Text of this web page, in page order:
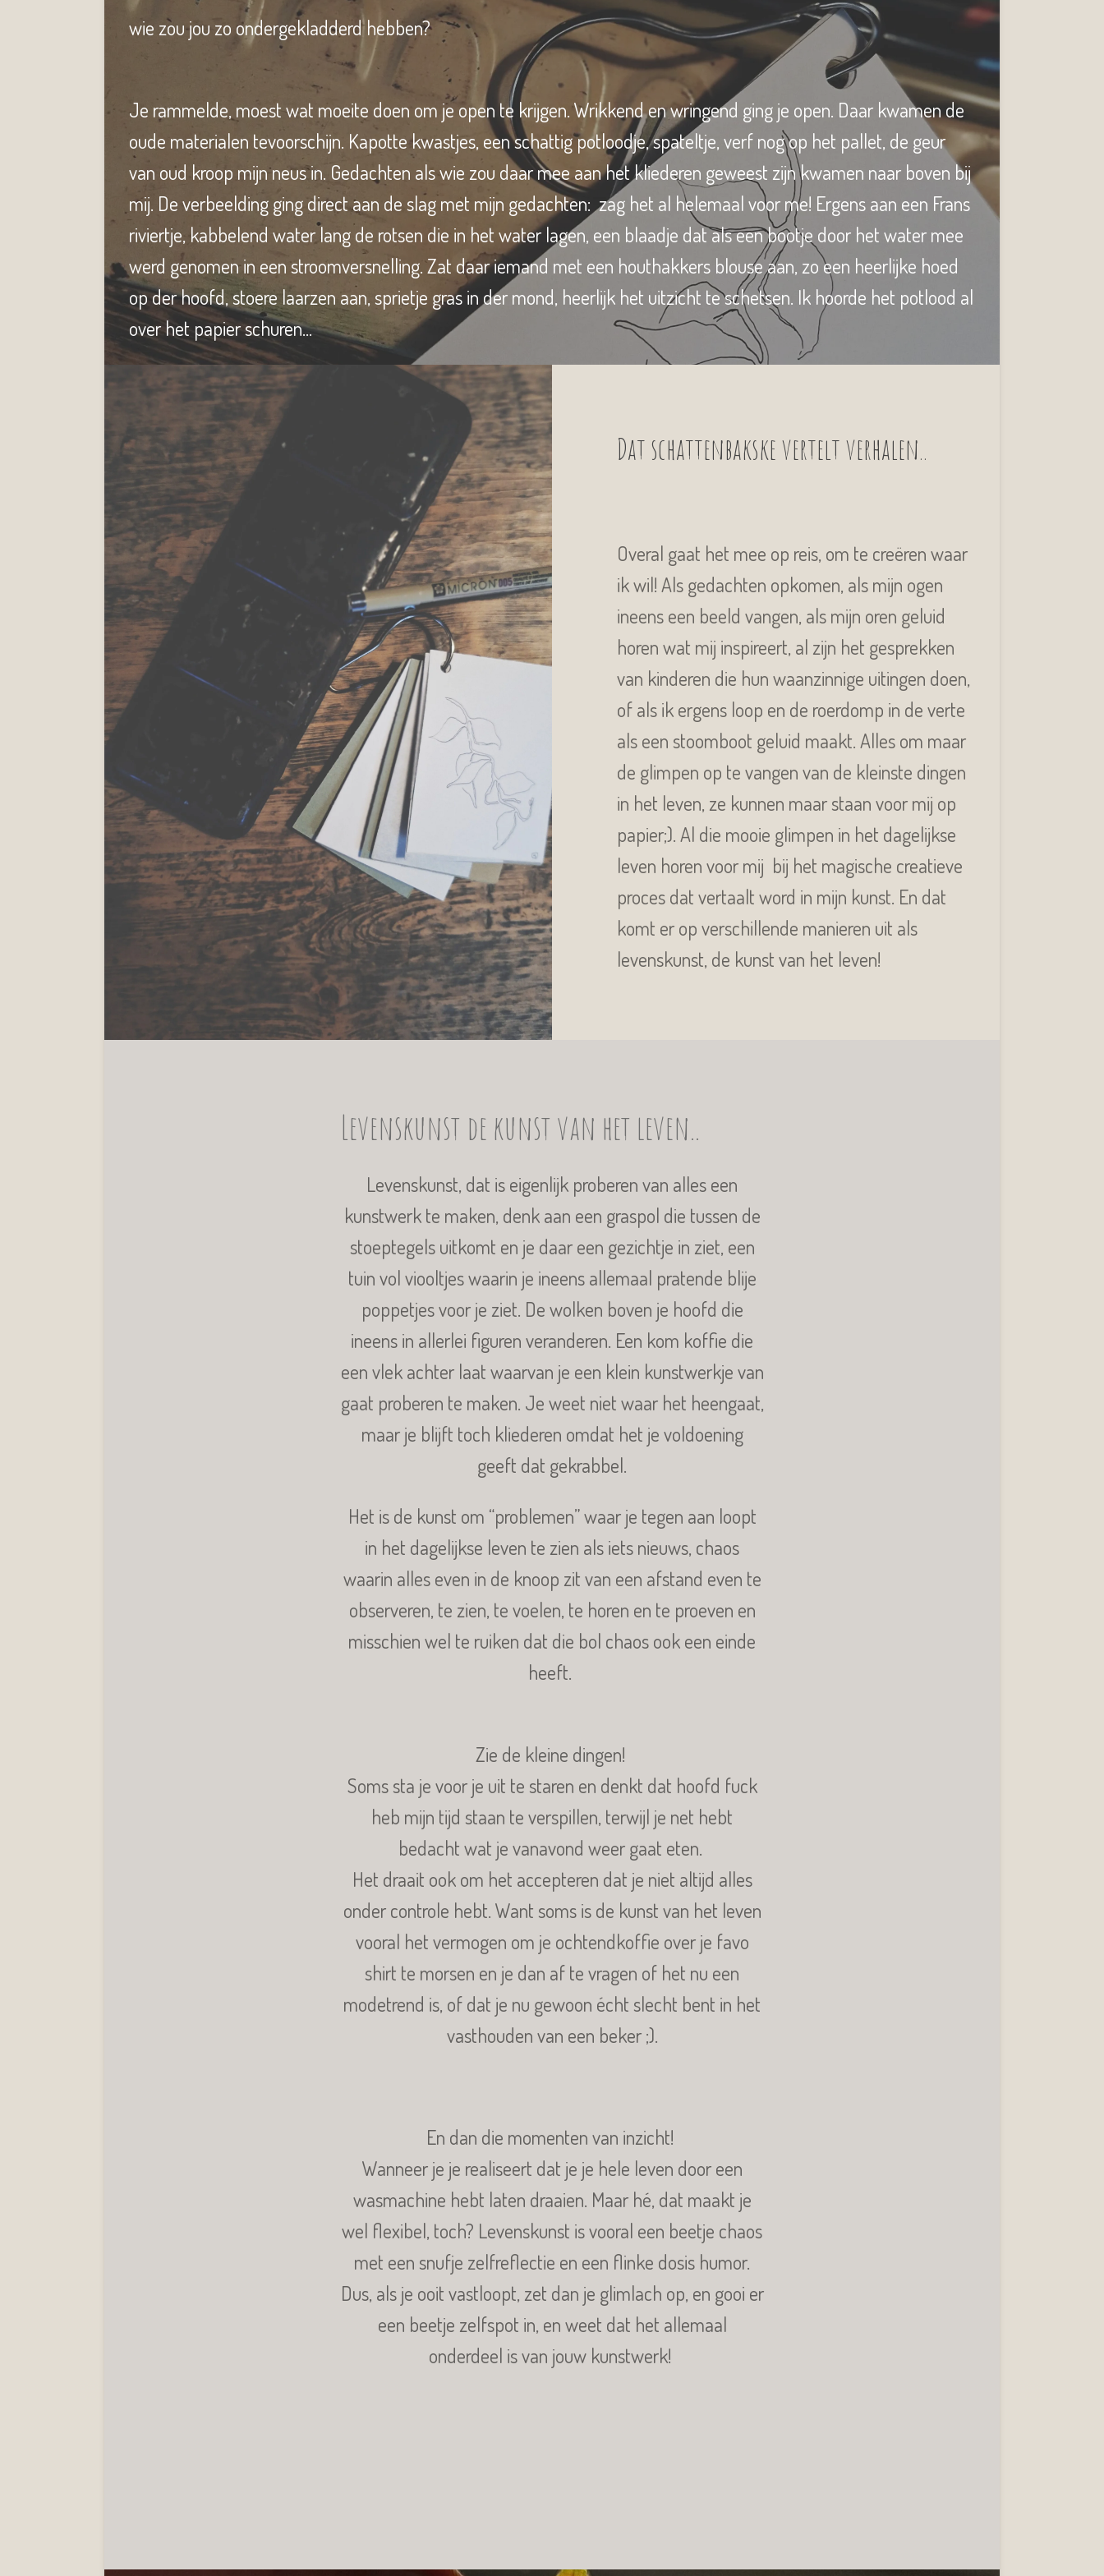
wie zou jou zo ondergekladderd hebben?
Je rammelde, moest wat moeite doen om je open te krijgen. Wrikkend en wringend ging je open. Daar kwamen de
oude materialen tevoorschijn. Kapotte kwastjes, een schattig potloodje, spateltje, verf nog op het pallet, de geur
van oud kroop mijn neus in. Gedachten als wie zou daar mee aan het kliederen geweest zijn kwamen naar boven bij
mij. De verbeelding ging direct aan de slag met mijn gedachten: zag het al helemaal voor me! Ergens aan een Frans
riviertje, kabbelend water lang de rotsen die in het water lagen, een blaadje dat als een bootje door het water mee
werd genomen in een stroomversnelling. Zat daar iemand met een houthakkers blouse aan, zo een heerlijke hoed
op der hoofd, stoere laarzen aan, sprietje gras in der mond, heerlijk het uitzicht te schetsen. Ik hoorde het potlood al
over het papier schuren…
Dat schattenbakske vertelt verhalen..
Overal gaat het mee op reis, om te creëren waar
ik wil! Als gedachten opkomen, als mijn ogen
ineens een beeld vangen, als mijn oren geluid
horen wat mij inspireert, al zijn het gesprekken
van kinderen die hun waanzinnige uitingen doen,
of als ik ergens loop en de roerdomp in de verte
als een stoomboot geluid maakt. Alles om maar
de glimpen op te vangen van de kleinste dingen
in het leven, ze kunnen maar staan voor mij op
papier;). Al die mooie glimpen in het dagelijkse
leven horen voor mij bij het magische creatieve
proces dat vertaalt word in mijn kunst. En dat
komt er op verschillende manieren uit als
levenskunst, de kunst van het leven!
Levenskunst de kunst van het leven..
Levenskunst, dat is eigenlijk proberen van alles een
kunstwerk te maken, denk aan een graspol die tussen de
stoeptegels uitkomt en je daar een gezichtje in ziet, een
tuin vol viooltjes waarin je ineens allemaal pratende blije
poppetjes voor je ziet. De wolken boven je hoofd die
ineens in allerlei figuren veranderen. Een kom koffie die
een vlek achter laat waarvan je een klein kunstwerkje van
gaat proberen te maken. Je weet niet waar het heengaat,
maar je blijft toch kliederen omdat het je voldoening
geeft dat gekrabbel.
Het is de kunst om “problemen” waar je tegen aan loopt
in het dagelijkse leven te zien als iets nieuws, chaos
waarin alles even in de knoop zit van een afstand even te
observeren, te zien, te voelen, te horen en te proeven en
misschien wel te ruiken dat die bol chaos ook een einde
heeft.
Zie de kleine dingen!
Soms sta je voor je uit te staren en denkt dat hoofd fuck
heb mijn tijd staan te verspillen, terwijl je net hebt
bedacht wat je vanavond weer gaat eten.
Het draait ook om het accepteren dat je niet altijd alles
onder controle hebt. Want soms is de kunst van het leven
vooral het vermogen om je ochtendkoffie over je favo
shirt te morsen en je dan af te vragen of het nu een
modetrend is, of dat je nu gewoon écht slecht bent in het
vasthouden van een beker ;).
En dan die momenten van inzicht!
Wanneer je je realiseert dat je je hele leven door een
wasmachine hebt laten draaien. Maar hé, dat maakt je
wel flexibel, toch? Levenskunst is vooral een beetje chaos
met een snufje zelfreflectie en een flinke dosis humor.
Dus, als je ooit vastloopt, zet dan je glimlach op, en gooi er
een beetje zelfspot in, en weet dat het allemaal
onderdeel is van jouw kunstwerk!